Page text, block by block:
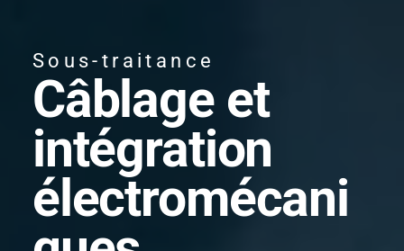
Sous-traitance
Câblage et
intégration
électromécani